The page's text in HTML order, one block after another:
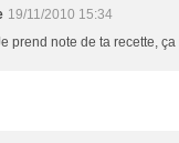
19/11/2010 15:34
prend note de ta recette,